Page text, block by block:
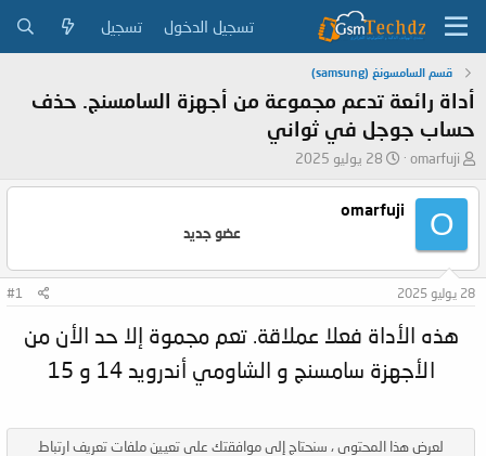
تسجيل الدخول تسجيل
قسم السامسونغ (samsung)
أداة رائعة تدعم مجموعة من أجهزة السامسنج. حذف
حساب جوجل في ثواني
ب
د
ئ
ل
م
و
و
omarfuji
ت
ي
ل
ء
28 يوليو 2025
O
omarfuji
عضو جديد
28 يوليو 2025 #1
هذه الأداة فعلا عملاقة. تعم مجموة إلا حد الأن من
الأجهزة سامسنج و الشاومي أندرويد 14 و 15
لعرض هذا المحتوى ، سنحتاج إلى موافقتك على تعيين ملفات تعريف ارتباط